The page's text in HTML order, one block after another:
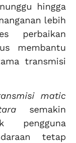
hingga
lebih
perbaikan
membantu
transmisi
matic
semakin
pengguna
tetap